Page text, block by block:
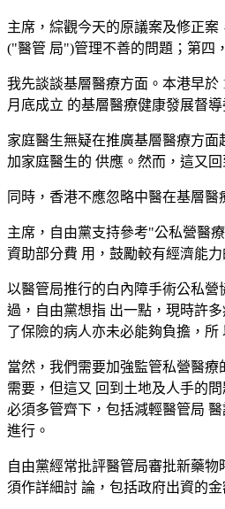
主席，綜觀今天的原議案及修正
("醫管 局")管理不善的問題；第四
我先談談基層醫療方面。本港早於
月底成立 的基層醫療健康發展督
家庭醫生無疑在推廣基層醫療方
加家庭醫生的 供應。然而，這又
同時，香港不應忽略中醫在基層
主席，自由黨支持參考"公私營醫
資助部分費 用，鼓勵較有經濟能
以醫管局推行的白內障手術公私
過，自由黨想指 出一點，現時許
了保險的病人亦未必能夠負擔，所
當然，我們需要加強監管私營醫
需要，但這又 回到土地及人手的
必須多管齊下，包括減輕醫管局
進行。
自由黨經常批評醫管局審批新藥
須作詳細討 論，包括政府出資的金